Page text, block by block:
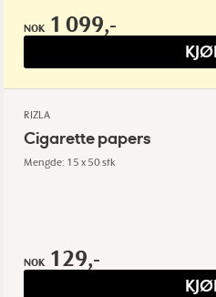
NOK 1 099,-
RIZLA
Cigarette papers
Mengde: 15 x 50 stk
NOK 129,-